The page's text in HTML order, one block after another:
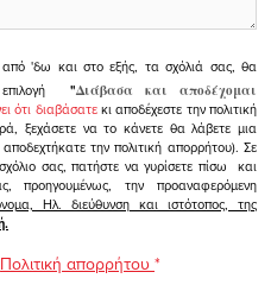
από 'δω και στο εξής, τα σχόλιά σας, θα
"Διάβασα και αποδέχομαι
ότι διαβάσατεκι αποδέχεστε την πολιτική
ξεχάσετε να το κάνετε θα λάβετε μια
την πολιτική απορρήτου). Σε
σας, πατήστε να γυρίσετε πίσω και
προηγουμένως, την προαναφερόμενη
Ηλ. διεύθυνση και ιστότοπος, της
Πολιτική απορρήτου *